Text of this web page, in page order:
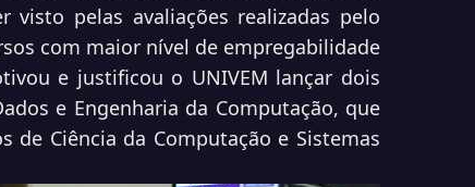
pelas avaliações realizadas pelo
com maior nível de empregabilidade
e justificou o UNIVEM lançar dois
e Engenharia da Computação, que
de Ciência da Computação e Sistemas